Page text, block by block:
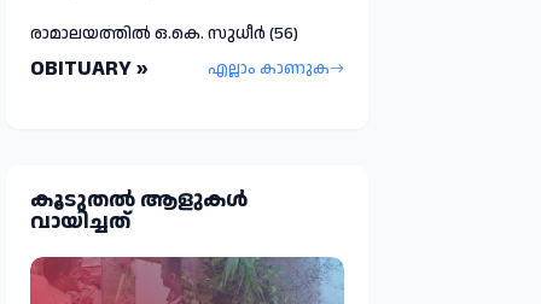
രാമാലയത്തിൽ ഒ.കെ. സുധീർ (56)
OBITUARY » എല്ലാം കാണുക
കൂടുതല്‍ ആളുകള്‍
വായിച്ചത്